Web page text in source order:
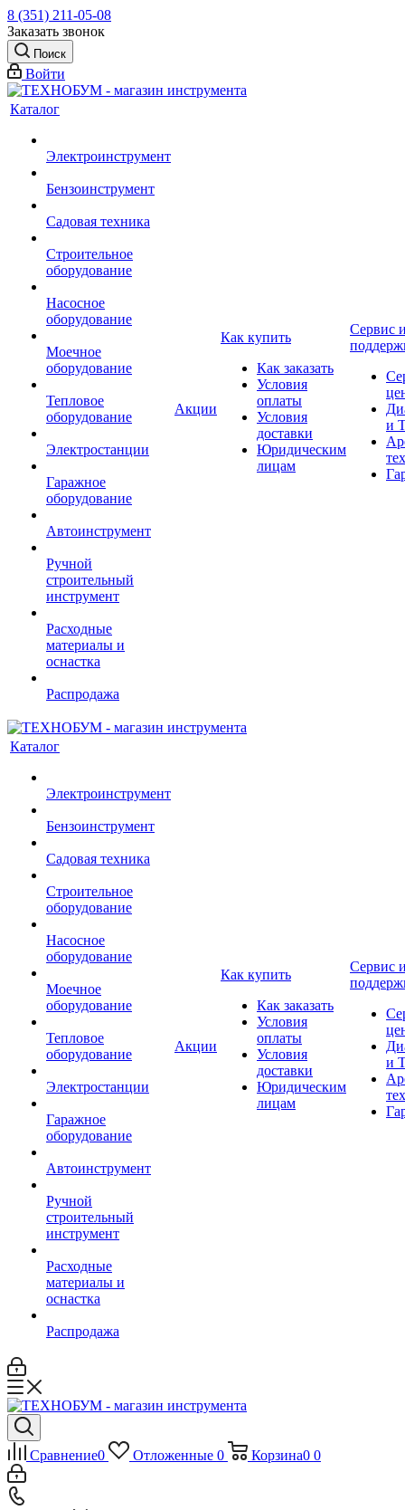
8 (351) 211-05-08
Заказать звонок
Поиск
Войти
Каталог
Электроинструмент
Бензоинструмент
Садовая техника
Строительное
оборудование
Насосное
оборудование
Моечное
оборудование
Тепловое
оборудование
Электростанции
Гаражное
оборудование
Автоинструмент
Ручной
строительный
инструмент
Расходные
материалы и
оснастка
Распродажа
Акции
Как купить
Как заказать
Условия
оплаты
Условия
доставки
Юридическим
лицам
Сервис
и
Каталог
Электроинструмент
Бензоинструмент
Садовая техника
Строительное
оборудование
Насосное
оборудование
Моечное
оборудование
Тепловое
оборудование
Электростанции
Гаражное
оборудование
Автоинструмент
Ручной
строительный
инструмент
Расходные
материалы и
оснастка
Распродажа
Акции
Как купить
Как заказать
Условия
оплаты
Условия
доставки
Юридическим
лицам
Сервис
и
Сравнение0 Отложенные 0 Корзина0 0